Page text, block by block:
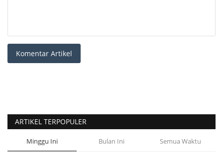
Komentar Artikel
ARTIKEL TERPOPULER
Minggu Ini Bulan Ini Semua Waktu